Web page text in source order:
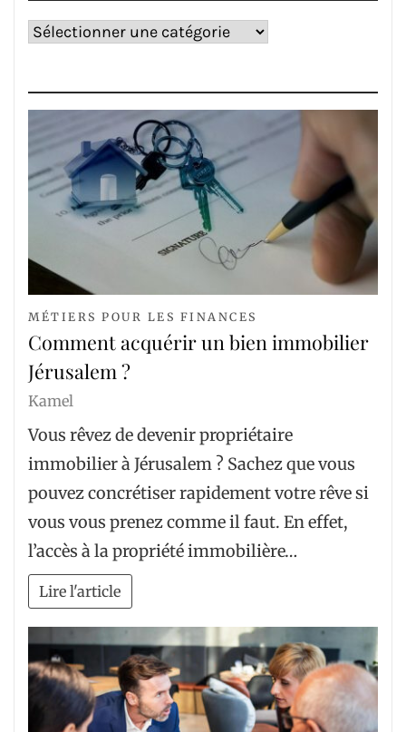
Catégories
MÉTIERS POUR LES FINANCES
Comment acquérir un bien immobilier
Jérusalem ?
Kamel
Vous rêvez de devenir propriétaire
immobilier à Jérusalem ? Sachez que vous
pouvez concrétiser rapidement votre rêve si
vous vous prenez comme il faut. En effet,
l’accès à la propriété immobilière…
Lire l'article